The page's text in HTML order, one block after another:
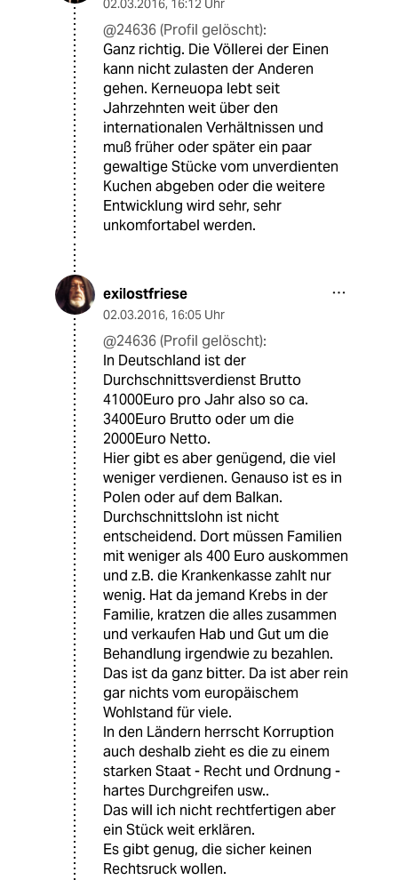
02.03.2016, 16:12 Uhr
@24636 (Profil gelöscht):
Ganz richtig. Die Völlerei der Einen
kann nicht zulasten der Anderen
gehen. Kerneuopa lebt seit
Jahrzehnten weit über den
internationalen Verhältnissen und
muß früher oder später ein paar
gewaltige Stücke vom unverdienten
Kuchen abgeben oder die weitere
Entwicklung wird sehr, sehr
unkomfortabel werden.
exilostfriese
02.03.2016, 16:05 Uhr
@24636 (Profil gelöscht):
In Deutschland ist der
Durchschnittsverdienst Brutto
41000Euro pro Jahr also so ca.
3400Euro Brutto oder um die
2000Euro Netto.
Hier gibt es aber genügend, die viel
weniger verdienen. Genauso ist es in
Polen oder auf dem Balkan.
Durchschnittslohn ist nicht
entscheidend. Dort müssen Familien
mit weniger als 400 Euro auskommen
und z.B. die Krankenkasse zahlt nur
wenig. Hat da jemand Krebs in der
Familie, kratzen die alles zusammen
und verkaufen Hab und Gut um die
Behandlung irgendwie zu bezahlen.
Das ist da ganz bitter. Da ist aber rein
gar nichts vom europäischem
Wohlstand für viele.
In den Ländern herrscht Korruption
auch deshalb zieht es die zu einem
starken Staat - Recht und Ordnung -
hartes Durchgreifen usw..
Das will ich nicht rechtfertigen aber
ein Stück weit erklären.
Es gibt genug, die sicher keinen
Rechtsruck wollen.